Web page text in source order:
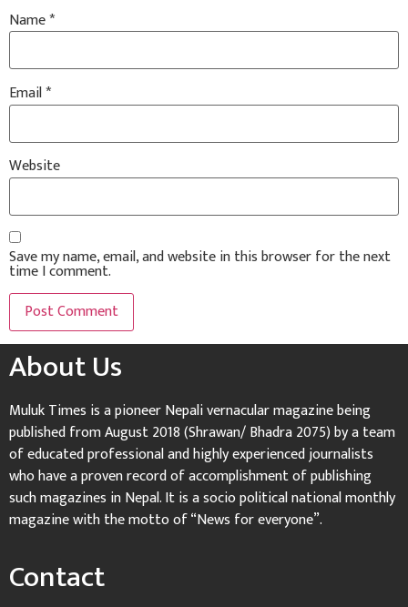
Name*
Email*
Website
Save my name, email, and website in this browser for the next
time I comment.
About Us
Muluk Times is a pioneer Nepali vernacular magazine being
published from August 2018 (Shrawan/ Bhadra 2075) by a team
of educated professional and highly experienced journalists
who have a proven record of accomplishment of publishing
such magazines in Nepal. It is a socio political national monthly
magazine with the motto of “News for everyone”.
Contact